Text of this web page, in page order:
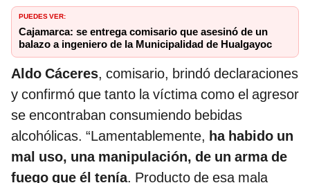
PUEDES VER:
Cajamarca: se entrega comisario que asesinó de un
balazo a ingeniero de la Municipalidad de Hualgayoc
Aldo Cáceres, comisario, brindó declaraciones
y confirmó que tanto la víctima como el agresor
se encontraban consumiendo bebidas
alcohólicas. “Lamentablemente, ha habido un
mal uso, una manipulación, de un arma de
fuego que él tenía. Producto de esa mala